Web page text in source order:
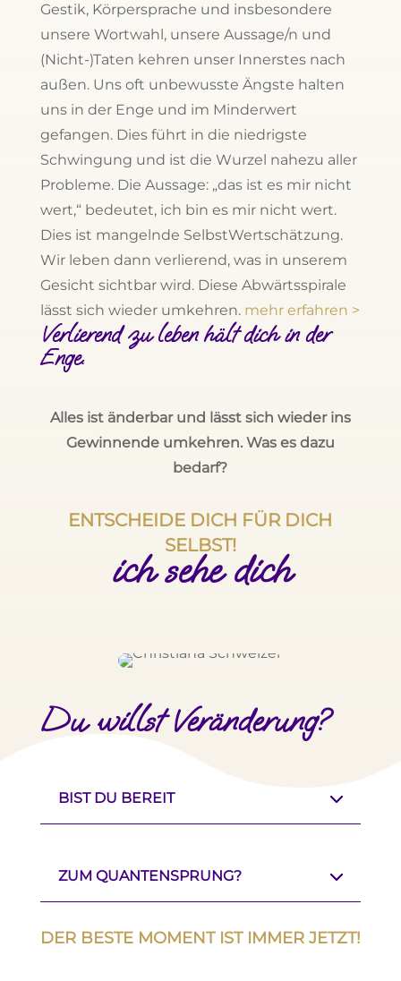
Gestik, Körpersprache und insbesondere
unsere Wortwahl, unsere Aussage/n und
(Nicht-)Taten kehren unser Innerstes nach
außen. Uns oft unbewusste Ängste halten
uns in der Enge und im Minderwert
gefangen. Dies führt in die niedrigste
Schwingung und ist die Wurzel nahezu aller
Probleme. Die Aussage: „das ist es mir nicht
wert,“ bedeutet, ich bin es mir nicht wert.
Dies ist mangelnde SelbstWertschätzung.
Wir leben dann verlierend, was in unserem
Gesicht sichtbar wird. Diese Abwärtsspirale
lässt sich wieder umkehren. mehr erfahren >
Verlierend zu leben hält dich in der
Enge.
Alles ist änderbar und lässt sich wieder ins
Gewinnende umkehren. Was es dazu
bedarf?
ENTSCHEIDE DICH FÜR DICH
SELBST!
ich sehe dich
Du willst Veränderung?
BIST DU BEREIT
ZUM QUANTENSPRUNG?
DER BESTE MOMENT IST IMMER JETZT!